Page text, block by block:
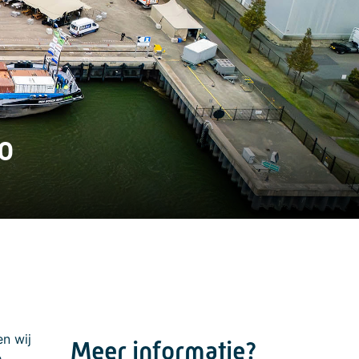
wij
Meer informatie?